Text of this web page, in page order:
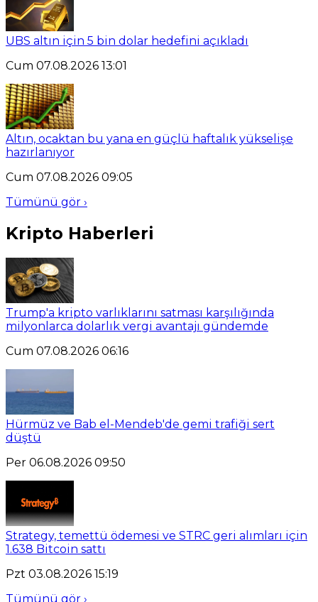
UBS altın için 5 bin dolar hedefini açıkladı
Cum 07.08.2026 13:01
Altın, ocaktan bu yana en güçlü haftalık yükselişe
hazırlanıyor
Cum 07.08.2026 09:05
Tümünü gör ›
Kripto Haberleri
Trump'a kripto varlıklarını satması karşılığında
milyonlarca dolarlık vergi avantajı gündemde
Cum 07.08.2026 06:16
Hürmüz ve Bab el-Mendeb'de gemi trafiği sert
düştü
Per 06.08.2026 09:50
Strategy, temettü ödemesi ve STRC geri alımları için
1.638 Bitcoin sattı
Pzt 03.08.2026 15:19
Tümünü gör ›